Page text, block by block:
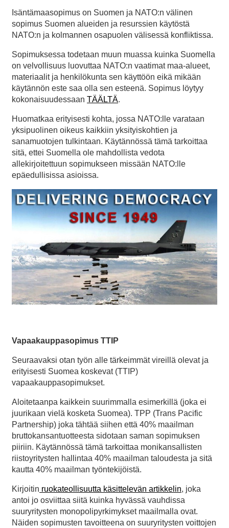
Isäntämaasopimus on Suomen ja NATO:n välinen
sopimus Suomen alueiden ja resurssien käytöstä
NATO:n ja kolmannen osapuolen välisessä konfliktissa.
Sopimuksessa todetaan muun muassa kuinka Suomella
on velvollisuus luovuttaa NATO:n vaatimat maa-alueet,
materiaalit ja henkilökunta sen käyttöön eikä mikään
käytännön este saa olla sen esteenä. Sopimus löytyy
kokonaisuudessaan TÄÄLTÄ.
Huomatkaa erityisesti kohta, jossa NATO:lle varataan
yksipuolinen oikeus kaikkiin yksityiskohtien ja
sanamuotojen tulkintaan. Käytännössä tämä tarkoittaa
sitä, ettei Suomella ole mahdollista vedota
allekirjoitettuun sopimukseen missään NATO:lle
epäedullisissa asioissa.
Vapaakauppasopimus TTIP
Seuraavaksi otan työn alle tärkeimmät vireillä olevat ja
erityisesti Suomea koskevat (TTIP)
vapaakauppasopimukset.
Aloitetaanpa kaikkein suurimmalla esimerkillä (joka ei
juurikaan vielä kosketa Suomea). TPP (Trans Pacific
Partnership) joka tähtää siihen että 40% maailman
bruttokansantuotteesta sidotaan saman sopimuksen
piiriin. Käytännössä tämä tarkoittaa monikansallisten
riistoyritysten hallintaa 40% maailman taloudesta ja sitä
kautta 40% maailman työntekijöistä.
Kirjoitin ruokateollisuutta käsittelevän artikkelin, joka
antoi jo osviittaa siitä kuinka hyvässä vauhdissa
suuryritysten monopolipyrkimykset maailmalla ovat.
Näiden sopimusten tavoitteena on suuryritysten voittojen